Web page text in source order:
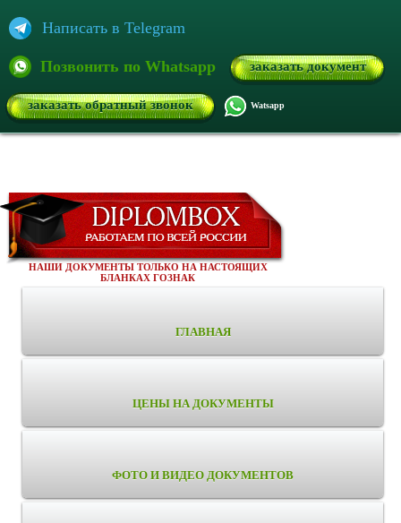
Написать в Telegram
Позвонить по Whatsapp заказать документ
заказать обратный звонок Watsapp
НАШИ ДОКУМЕНТЫ ТОЛЬКО НА НАСТОЯЩИХ
БЛАНКАХ ГОЗНАК
ГЛАВНАЯ
ЦЕНЫ НА ДОКУМЕНТЫ
ФОТО И ВИДЕО ДОКУМЕНТОВ